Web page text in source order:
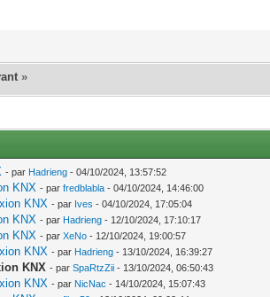
»
- par Hadrieng - 04/10/2024, 13:57:52
KNX - parfredblabla - 04/10/2024, 14:46:00
KNX - par Ives - 04/10/2024, 17:05:04
KNX - par Hadrieng - 12/10/2024, 17:10:17
KNX - parXeNo - 12/10/2024, 19:00:57
KNX - par Hadrieng - 13/10/2024, 16:39:27
KNX - parSpaRtzZii - 13/10/2024, 06:50:43
KNX - par NicNac - 14/10/2024, 15:07:43